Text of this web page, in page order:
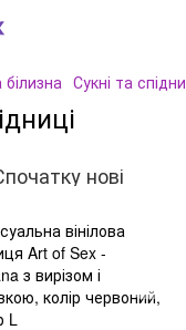
Сукні та
нові